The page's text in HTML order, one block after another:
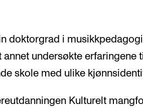
doktorgrad i
undersøkte erfaringene
skole med ulike
Kulturelt